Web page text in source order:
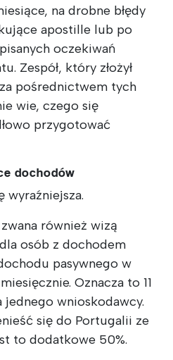
na drobne błędy
apostille lub po
oczekiwań
Zespół, który złożył
pośrednictwem tych
wie, czego się
przygotować
dochodów
wyraźniejsza.
również wizą
osób z dochodem
pasywnego w
Oznacza to 11
wnioskodawcy.
się do Portugalii ze
to dodatkowe 50%.